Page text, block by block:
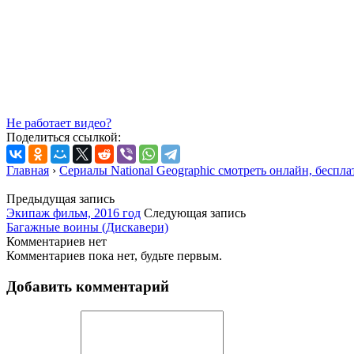
Не работает видео?
Поделиться ссылкой:
Главная › Сериалы National Geographic смотреть онлайн,
Предыдущая запись
Экипаж фильм, 2016 год Следующая запись
Багажные воины (Дискавери)
Комментариев нет
Комментариев пока нет, будьте первым.
Добавить комментарий